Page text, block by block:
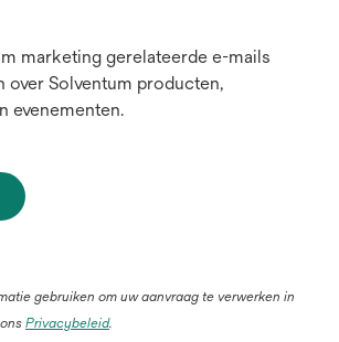
marketing gerelateerde e-mails
over Solventum producten,
evenementen.
gebruiken om uw aanvraag te verwerken in
Privacybeleid.